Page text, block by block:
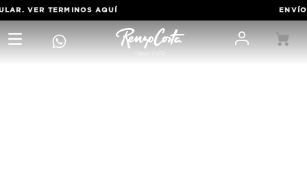
VER TERMINOSAQUÍ